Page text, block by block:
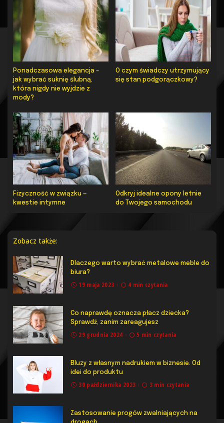
Ponadczasowa elegancja –
jak wybrać suknię ślubną,
która nigdy nie wyjdzie z
mody?
O czym świadczy utrzymujący
się stan podgorączkowy?
Fizyczność w związku —
kwestie intymne
Odkryj idealne opony letnie
do Twojego samochodu
Zobacz także:
Dlaczego warto wybrać metalowe meble do
biura?
19 maja 2023 4 min czytania
Co naprawdę oznacza płacz dziecka?
Sprawdź, zanim zareagujesz
29 grudnia 2024 5 min czytania
Bluzy z własnym nadrukiem w biznesie. Od
idei do produktu
30 października 2023 3 min czytania
Zastosowanie progów zwalniających na